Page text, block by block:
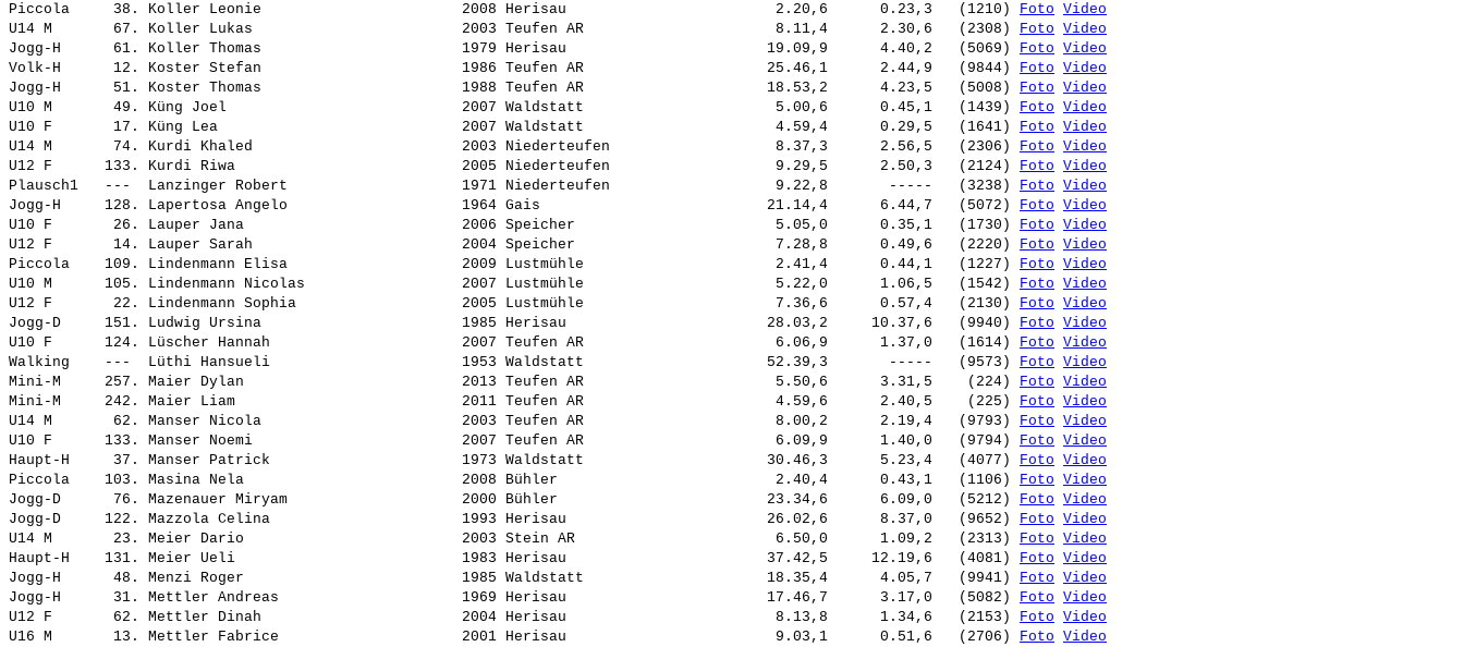
Piccola     38. Koller Leonie 2008 Herisau                        2.20,6      0.23,3   (1210) Foto Video
U14 M       67. Koller Lukas 2003 Teufen AR                      8.11,4      2.30,6   (2308) Foto Video
Jogg-H      61. Koller Thomas 1979 Herisau                       19.09,9      4.40,2   (5069) Foto Video
Volk-H      12. Koster Stefan 1986 Teufen AR                     25.46,1      2.44,9   (9844) Foto Video
Jogg-H      51. Koster Thomas 1988 Teufen AR                     18.53,2      4.23,5   (5008) Foto Video
U10 M       49. Küng Joel 2007 Waldstatt                      5.00,6      0.45,1   (1439) Foto Video
U10 F       17. Küng Lea 2007 Waldstatt                      4.59,4      0.29,5   (1641) Foto Video
U14 M       74. Kurdi Khaled 2003 Niederteufen                   8.37,3      2.56,5   (2306) Foto Video
U12 F      133. Kurdi Riwa 2005 Niederteufen                   9.29,5      2.50,3   (2124) Foto Video
Plausch1   --- Lanzinger Robert 1971 Niederteufen                   9.22,8       -----   (3238) Foto Video
Jogg-H     128. Lapertosa Angelo 1964 Gais                          21.14,4      6.44,7   (5072) Foto Video
U10 F       26. Lauper Jana 2006 Speicher                       5.05,0      0.35,1   (1730) Foto Video
U12 F       14. Lauper Sarah 2004 Speicher                       7.28,8      0.49,6   (2220) Foto Video
Piccola    109. Lindenmann Elisa 2009 Lustmühle                      2.41,4      0.44,1   (1227) Foto Video
U10 M      105. Lindenmann Nicolas 2007 Lustmühle                      5.22,0      1.06,5   (1542) Foto Video
U12 F       22. Lindenmann Sophia 2005 Lustmühle                      7.36,6      0.57,4   (2130) Foto Video
Jogg-D     151. Ludwig Ursina 1985 Herisau                       28.03,2     10.37,6   (9940) Foto Video
U10 F      124. Lüscher Hannah 2007 Teufen AR                      6.06,9      1.37,0   (1614) Foto Video
Walking    --- Lüthi Hansueli 1953 Waldstatt                     52.39,3       -----   (9573) Foto Video
Mini-M     257. Maier Dylan 2013 Teufen AR                      5.50,6      3.31,5    (224) Foto Video
Mini-M     242. Maier Liam 2011 Teufen AR                      4.59,6      2.40,5    (225) Foto Video
U14 M       62. Manser Nicola 2003 Teufen AR                      8.00,2      2.19,4   (9793) Foto Video
U10 F      133. Manser Noemi 2007 Teufen AR                      6.09,9      1.40,0   (9794) Foto Video
Haupt-H     37. Manser Patrick 1973 Waldstatt                     30.46,3      5.23,4   (4077) Foto Video
Piccola    103. Masina Nela 2008 Bühler                         2.40,4      0.43,1   (1106) Foto Video
Jogg-D      76. Mazenauer Miryam 2000 Bühler                        23.34,6      6.09,0   (5212) Foto Video
Jogg-D     122. Mazzola Celina 1993 Herisau                       26.02,6      8.37,0   (9652) Foto Video
U14 M       23. Meier Dario 2003 Stein AR                       6.50,0      1.09,2   (2313) Foto Video
Haupt-H    131. Meier Ueli 1983 Herisau                       37.42,5     12.19,6   (4081) Foto Video
Jogg-H      48. Menzi Roger 1985 Waldstatt                     18.35,4      4.05,7   (9941) Foto Video
Jogg-H      31. Mettler Andreas 1969 Herisau                       17.46,7      3.17,0   (5082) Foto Video
U12 F       62. Mettler Dinah 2004 Herisau                        8.13,8      1.34,6   (2153) Foto Video
U16 M       13. Mettler Fabrice 2001 Herisau                        9.03,1      0.51,6   (2706) Foto Video